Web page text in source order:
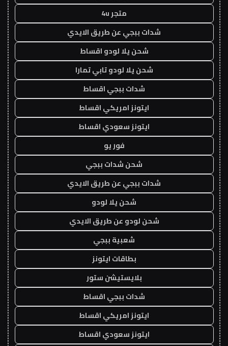
متجر 4u
شدات ببجي عن طريق الايدي
شحن يلا لودو اقساط
شحن يلا لودو تابي تمارا
شدات ببجي اقساط
ايتونز امريكي اقساط
ايتونز سعودي اقساط
فور يو
شحن شدات ببجي
شدات ببجي عن طريق الايدي
شحن يلا لودو
شحن لودو عن طريق الايدي
شعبية ببجي
بطاقات ايتونز
بلايستيشن ستور
شدات ببجي اقساط
ايتونز امريكي اقساط
ايتونز سعودي اقساط